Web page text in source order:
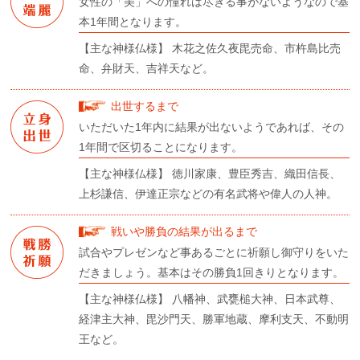
本1年間となります。
【主な神様仏様】 木花之佐久夜毘売命、市杵島比売
命、弁財天、吉祥天など。
出世するまで
いただいた1年内に結果が出ないようであれば、その
1年間で区切ることになります。
【主な神様仏様】 徳川家康、豊臣秀吉、織田信長、
上杉謙信、伊達正宗などの有名武将や偉人の人神。
戦いや勝負の結果が出るまで
試合やプレゼンなど事あるごとに祈願し御守りをいた
だきましょう。基本はその勝負1回きりとなります。
【主な神様仏様】 八幡神、武甕槌大神、日本武尊、
経津主大神、毘沙門天、勝軍地蔵、摩利支天、不動明
王など。